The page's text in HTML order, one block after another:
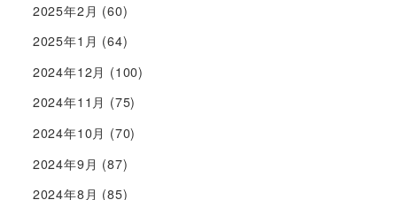
2025年2月 (60)
2025年1月 (64)
2024年12月 (100)
2024年11月 (75)
2024年10月 (70)
2024年9月 (87)
2024年8月 (85)